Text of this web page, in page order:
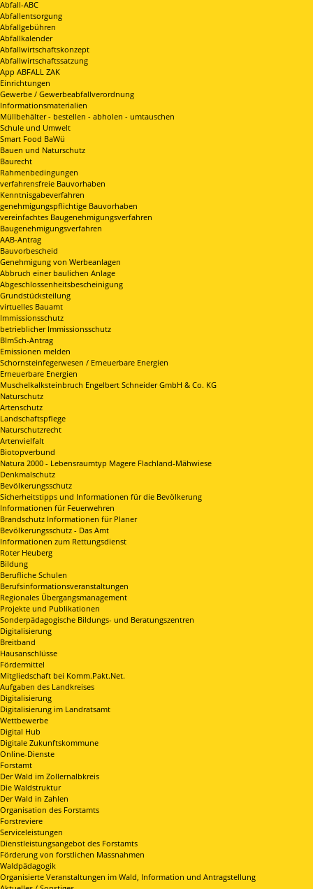
Abfall-ABC
Abfallentsorgung
Abfallgebühren
Abfallkalender
Abfallwirtschaftskonzept
Abfallwirtschaftssatzung
App ABFALL ZAK
Einrichtungen
Gewerbe / Gewerbeabfallverordnung
Informationsmaterialien
Müllbehälter - bestellen - abholen - umtauschen
Schule und Umwelt
Smart Food BaWü
Bauen und Naturschutz
Baurecht
Rahmenbedingungen
verfahrensfreie Bauvorhaben
Kenntnisgabeverfahren
genehmigungspflichtige Bauvorhaben
vereinfachtes Baugenehmigungsverfahren
Baugenehmigungsverfahren
AAB-Antrag
Bauvorbescheid
Genehmigung von Werbeanlagen
Abbruch einer baulichen Anlage
Abgeschlossenheitsbescheinigung
Grundstücksteilung
virtuelles Bauamt
Immissionsschutz
betrieblicher Immissionsschutz
BImSch-Antrag
Emissionen melden
Schornsteinfegerwesen / Erneuerbare Energien
Erneuerbare Energien
Muschelkalksteinbruch Engelbert Schneider GmbH & Co. KG
Naturschutz
Artenschutz
Landschaftspflege
Naturschutzrecht
Artenvielfalt
Biotopverbund
Natura 2000 - Lebensraumtyp Magere Flachland-Mähwiese
Denkmalschutz
Bevölkerungsschutz
Sicherheitstipps und Informationen für die Bevölkerung
Informationen für Feuerwehren
Brandschutz Informationen für Planer
Bevölkerungsschutz - Das Amt
Informationen zum Rettungsdienst
Roter Heuberg
Bildung
Berufliche Schulen
Berufsinformationsveranstaltungen
Regionales Übergangsmanagement
Projekte und Publikationen
Sonderpädagogische Bildungs- und Beratungszentren
Digitalisierung
Breitband
Hausanschlüsse
Fördermittel
Mitgliedschaft bei Komm.Pakt.Net.
Aufgaben des Landkreises
Digitalisierung
Digitalisierung im Landratsamt
Wettbewerbe
Digital Hub
Digitale Zukunftskommune
Online-Dienste
Forstamt
Der Wald im Zollernalbkreis
Die Waldstruktur
Der Wald in Zahlen
Organisation des Forstamts
Forstreviere
Serviceleistungen
Dienstleistungsangebot des Forstamts
Förderung von forstlichen Massnahmen
Waldpädagogik
Organisierte Veranstaltungen im Wald, Information und Antragstellung